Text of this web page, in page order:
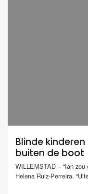
Blinde
buiten de boot
WILLEMSTAD – “Ian
Helena Ruiz-Perreira.